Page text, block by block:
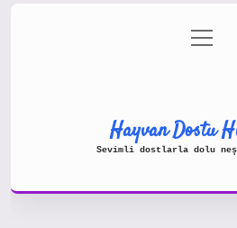
Gizlilik menüyü
aç
Hayvan Dostu
Sevimli dostlarla dolu